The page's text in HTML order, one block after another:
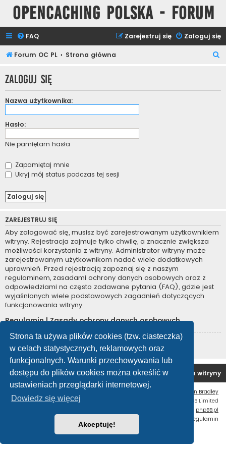
Strona ta używa plików cookies (tzw. ciasteczka)
w celach statystycznych, reklamowych oraz
funkcjonalnych. Warunki przechowywania lub
dostępu do plików cookies można określić w
ustawieniach przeglądarki internetowej.
Dowiedz się więcej
Akceptuję!
Opencaching Polska - Forum
FAQ Zaloguj się
Zarejestruj się
Forum OC PL Strona główna
k
Zaloguj się
Nazwa użytkownika:
Hasło:
Nie pamiętam hasła
Zapamiętaj mnie
Ukryj mój status podczas tej sesji
ZAREJESTRUJ SIĘ
Aby zalogować się, musisz być zarejestrowanym użytkownikiem
witryny. Rejestracja zajmuje tylko chwilę, a znacznie zwiększa
możliwości korzystania z witryny. Administrator witryny może
zarejestrowanym użytkownikom nadać wiele dodatkowych
uprawnień. Przed rejestracją zapoznaj się z naszym
regulaminem, zasadami ochrony danych osobowych oraz z
odpowiedziami na często zadawane pytania (FAQ), gdzie jest
wyjaśnionych wiele podstawowych zagadnień dotyczących
funkcjonowania witryny.
Regulamin|Zasady ochrony danych osobowych
Zarejestruj się
Forum OC PL Strona główna Usuń ciasteczka witryny
Ian Bradley
Technologię dostarcza
® Forum Software © phpBB Limited
phpBB.pl
Regulamin